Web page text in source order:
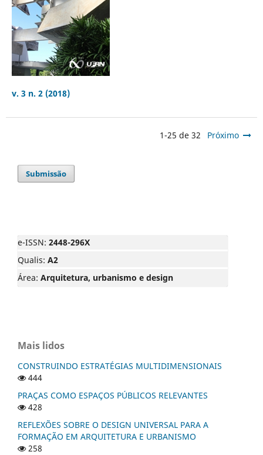
v. 3 n. 2 (2018)
1-25 de 32 Próximo
Submissão
e-ISSN: 2448-296X
Qualis: A2
Área: Arquitetura, urbanismo e design
Mais lidos
CONSTRUINDO ESTRATÉGIAS MULTIDIMENSIONAIS
444
PRAÇAS COMO ESPAÇOS PÚBLICOS RELEVANTES
428
REFLEXÕES SOBRE O DESIGN UNIVERSAL PARA A
FORMAÇÃO EM ARQUITETURA E URBANISMO
258